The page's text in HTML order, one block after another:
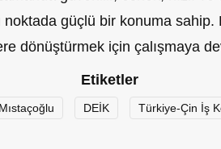
güçlü bir konuma sahip.
dönüştürmek için çalışmaya
Etiketler
DEİK Türkiye-Çin İş